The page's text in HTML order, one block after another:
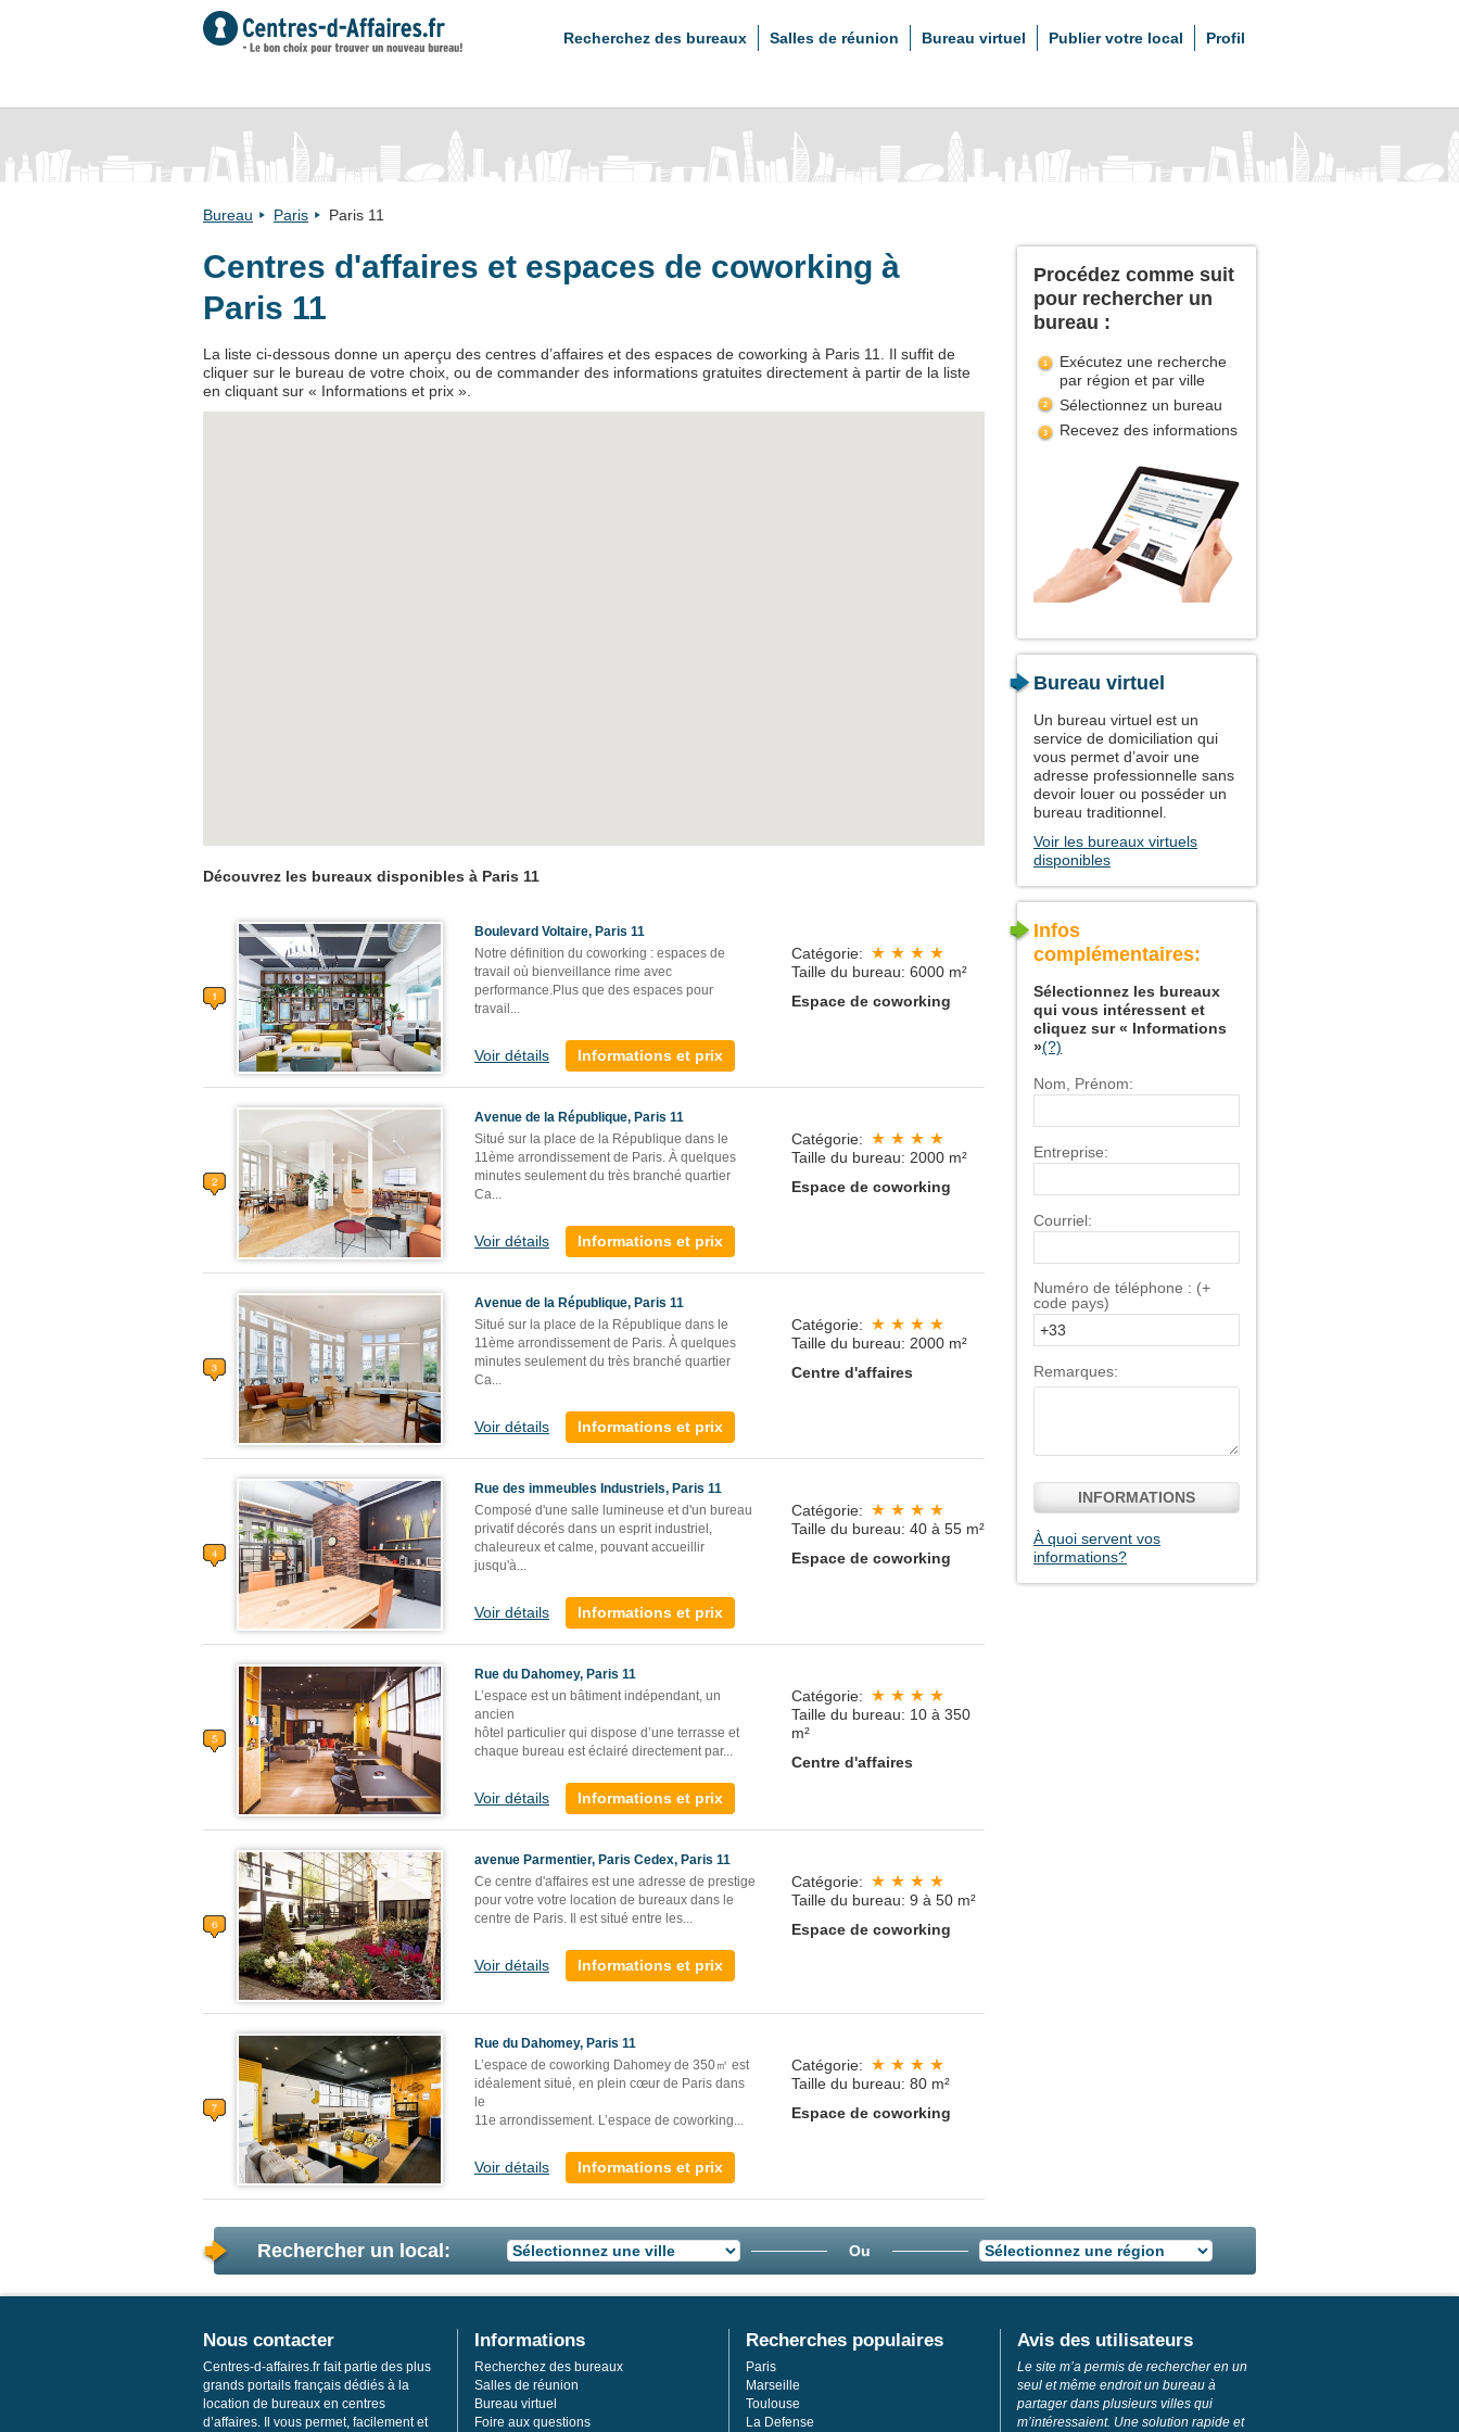
Recherchez des bureaux Salles de réunion Bureau virtuel Publier votre local Profil
Bureau Paris Paris 11
Centres d'affaires et espaces de coworking à
Paris 11
La liste ci-dessous donne un aperçu des centres d’affaires et des espaces de coworking à Paris 11. Il suffit de
cliquer sur le bureau de votre choix, ou de commander des informations gratuites directement à partir de la liste
en cliquant sur « Informations et prix ».
Découvrez les bureaux disponibles à Paris 11
Boulevard Voltaire, Paris 11
Notre définition du coworking : espaces de
travail où bienveillance rime avec
performance.Plus que des espaces pour
travail ...
Voir détails Informations et prix
Catégorie:
Taille du bureau: 6000 m²
Espace de coworking
Avenue de la République, Paris 11
Situé sur la place de la République dans le
11ème arrondissement de Paris. À quelques
minutes seulement du très branché quartier
Ca...
Voir détails Informations et prix
Catégorie:
Taille du bureau: 2000 m²
Espace de coworking
Avenue de la République, Paris 11
Situé sur la place de la République dans le
11ème arrondissement de Paris. À quelques
minutes seulement du très branché quartier
Ca...
Voir détails Informations et prix
Catégorie:
Taille du bureau: 2000 m²
Centre d'affaires
Rue des immeubles Industriels, Paris 11
Composé d'une salle lumineuse et d'un bureau
privatif décorés dans un esprit industriel,
chaleureux et calme, pouvant accueillir
jusqu'à...
Voir détails Informations et prix
Catégorie:
Taille du bureau: 40 à 55 m²
Espace de coworking
Rue du Dahomey, Paris 11
L’espace est un bâtiment indépendant, un
ancien
hôtel particulier qui dispose d’une terrasse et
chaque bureau est éclairé directement par...
Voir détails Informations et prix
Catégorie:
Taille du bureau: 10 à 350
m²
Centre d'affaires
avenue Parmentier, Paris Cedex, Paris 11
Ce centre d'affaires est une adresse de prestige
pour votre votre location de bureaux dans le
centre de Paris. Il est situé entre les...
Voir détails Informations et prix
Catégorie:
Taille du bureau: 9 à 50 m²
Espace de coworking
Rue du Dahomey, Paris 11
L’espace de coworking Dahomey de 350㎡ est
idéalement situé, en plein cœur de Paris dans
le
11e arrondissement. L’espace de coworking...
Voir détails Informations et prix
Catégorie:
Taille du bureau: 80 m²
Espace de coworking
Procédez comme suit
pour rechercher un
bureau :
Exécutez une recherche
par région et par ville
Sélectionnez un bureau
Recevez des informations
Bureau virtuel
Un bureau virtuel est un
service de domiciliation qui
vous permet d’avoir une
adresse professionnelle sans
devoir louer ou posséder un
bureau traditionnel.
Voir les bureaux virtuels
disponibles
Infos
complémentaires:
Sélectionnez les bureaux
qui vous intéressent et
cliquez sur « Informations
»(?)
Nom, Prénom:
Entreprise:
Courriel:
Numéro de téléphone : (+
code pays)
Remarques:
INFORMATIONS
À quoi servent vos
informations?
Rechercher un local: Ou
Nous contacter
Centres-d-affaires.fr fait partie des plus
grands portails français dédiés à la
location de bureaux en centres
d’affaires. Il vous permet, facilement et
Informations
Recherchez des bureaux
Salles de réunion
Bureau virtuel
Foire aux questions
Recherches populaires
Paris
Marseille
Toulouse
La Defense
Avis des utilisateurs
Le site m’a permis de rechercher en un
seul et même endroit un bureau à
partager dans plusieurs villes qui
m’intéressaient. Une solution rapide et